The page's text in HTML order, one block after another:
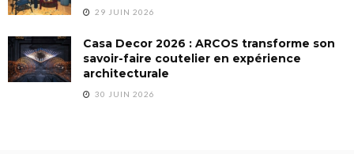
29 JUIN 2026
Casa Decor 2026 : ARCOS transforme son
savoir-faire coutelier en expérience
architecturale
30 JUIN 2026